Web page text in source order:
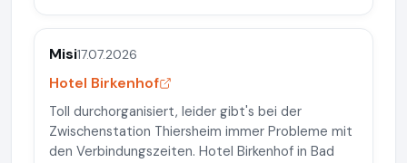
Misi17.07.2026
Hotel Birkenhof
Toll durchorganisiert, leider gibt's bei der
Zwischenstation Thiersheim immer Probleme mit
den Verbindungszeiten. Hotel Birkenhof in Bad